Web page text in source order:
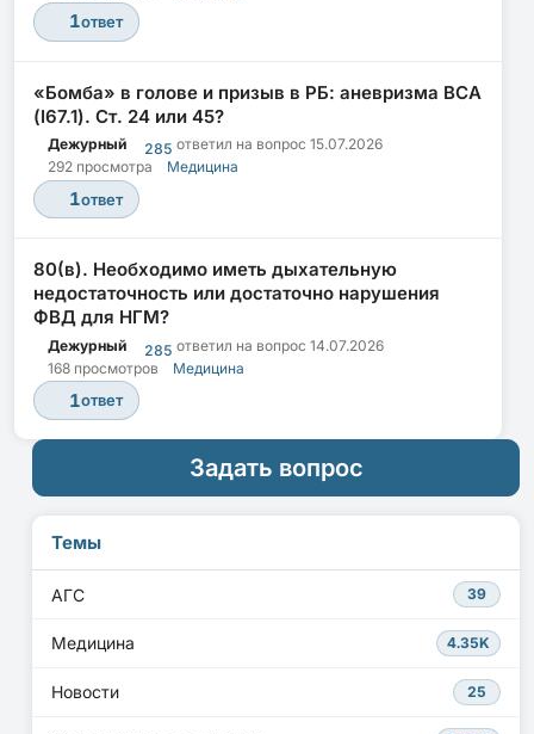
1ответ
«Бомба» в голове и призыв в РБ: аневризма ВСА
(I67.1). Ст. 24 или 45?
Дежурный 285 ответил на вопрос 15.07.2026
292 просмотра
Медицина
1ответ
80(в). Необходимо иметь дыхательную
недостаточность или достаточно нарушения
ФВД для НГМ?
Дежурный 285 ответил на вопрос 14.07.2026
168 просмотров
Медицина
1ответ
Задать вопрос
Темы
АГС 39
Медицина 4.35K
Новости 25